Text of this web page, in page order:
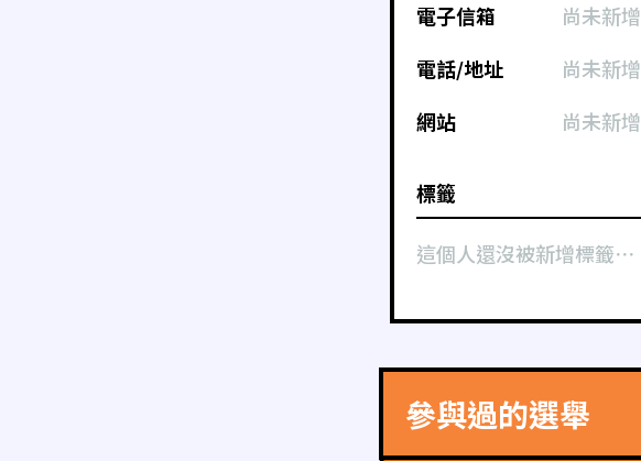
電子信箱
尚未新增
電話/地址
尚未新增
網站
尚未新增
標籤
這個人還沒被新增標籤⋯
參與過的選舉